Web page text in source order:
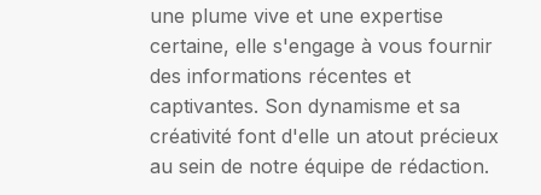
une plume vive et une expertise
certaine, elle s'engage à vous fournir
des informations récentes et
captivantes. Son dynamisme et sa
créativité font d'elle un atout précieux
au sein de notre équipe de rédaction.